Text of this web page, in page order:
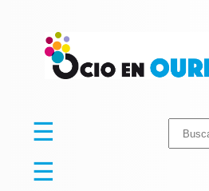
Buscar:
☰
☰